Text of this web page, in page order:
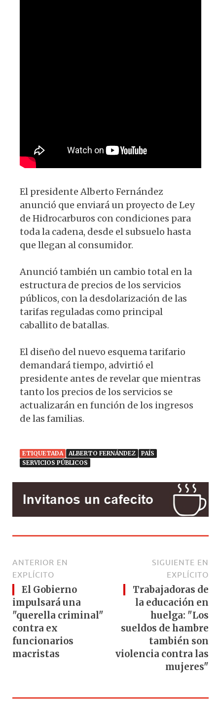
El presidente Alberto Fernández
anunció que enviará un proyecto de Ley
de Hidrocarburos con condiciones para
toda la cadena, desde el subsuelo hasta
que llegan al consumidor.
Anunció también un cambio total en la
estructura de precios de los servicios
públicos, con la desdolarización de las
tarifas reguladas como principal
caballito de batallas.
El diseño del nuevo esquema tarifario
demandará tiempo, advirtió el
presidente antes de revelar que mientras
tanto los precios de los servicios se
actualizarán en función de los ingresos
de las familias.
ETIQUETADA ALBERTO FERNÁNDEZ
PAÍS
SERVICIOS PÚBLICOS
ANTERIOR EN
EXPLÍCITO
El Gobierno
impulsará una
"querella criminal"
contra ex
funcionarios
macristas
SIGUIENTE EN
EXPLÍCITO
Trabajadoras de
la educación en
huelga: "Los
sueldos de hambre
también son
violencia contra las
mujeres"